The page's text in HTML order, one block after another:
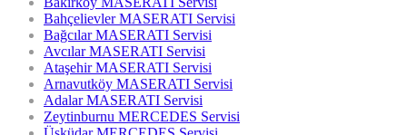
Bahçelievler MASERATI Servisi
Bağcılar MASERATI Servisi
Avcılar MASERATI Servisi
Ataşehir MASERATI Servisi
Arnavutköy MASERATI Servisi
Adalar MASERATI Servisi
Zeytinburnu MERCEDES Servisi